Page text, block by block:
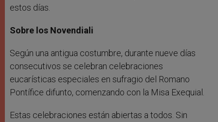
estos días.
Sobre los Novendiali
Según una antigua costumbre, durante nueve días
consecutivos se celebran celebraciones
eucarísticas especiales en sufragio del Romano
Pontífice difunto, comenzando con la Misa Exequial.
Estas celebraciones están abiertas a todos. Sin